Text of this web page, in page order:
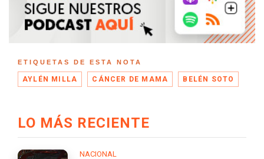
ETIQUETAS DE ESTA NOTA
AYLÉN MILLA CÁNCER DE MAMA BELÉN SOTO
LO MÁS RECIENTE
NACIONAL